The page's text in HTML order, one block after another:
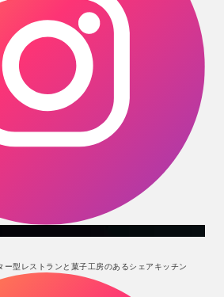
ー型レストランと菓子工房のあるシェアキッチン